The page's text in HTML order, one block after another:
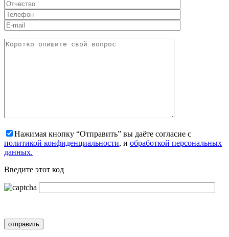
Нажимая кнопку “Отправить” вы даёте согласие с
политикой конфиденциальности, и обработкой персональных
данных.
Введите этот код